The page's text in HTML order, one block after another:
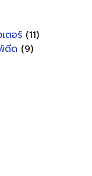
ตอร์ (11)
ดีด (9)